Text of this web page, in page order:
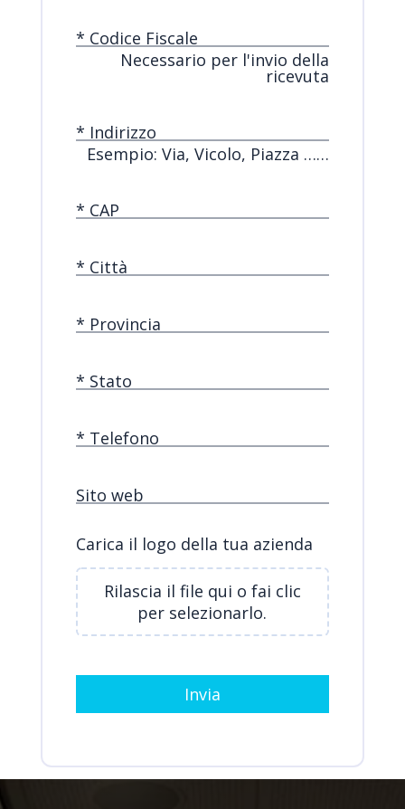
* Codice Fiscale
Necessario per l'invio della
ricevuta
* Indirizzo
Esempio: Via, Vicolo, Piazza ……
* CAP
* Città
* Provincia
* Stato
* Telefono
Sito web
Carica il logo della tua azienda
Rilascia il file qui o fai clic
per selezionarlo.
Invia